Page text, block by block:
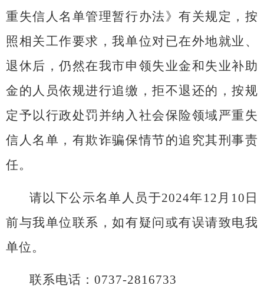
重失信人名单管理暂行办法》有关规定，按
照相关工作要求，我单位对已在外地就业、
退休后，仍然在我市申领失业金和失业补助
金的人员依规进行追缴，拒不退还的，按规
定予以行政处罚并纳入社会保险领域严重失
信人名单 ， 有欺诈骗保情节的追究其刑事责
任。
请以下公示名单人员于2024年 12 月 10 日
前与我单位联系 ，如有疑问或有误请致电我
单位。
联系电话： 0737-2816733